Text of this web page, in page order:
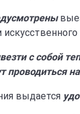
с собой
проводиться
выдается